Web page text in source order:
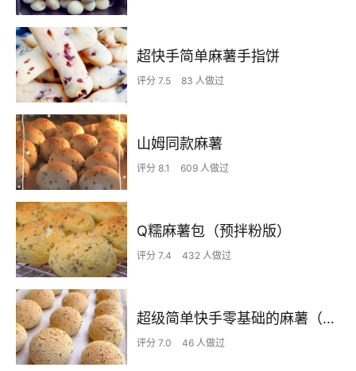
超快手简单麻薯手指饼
评分 7.5 83 人做过
山姆同款麻薯
评分 8.1 609 人做过
Q糯麻薯包（预拌粉版）
评分 7.4 432 人做过
超级简单快手零基础的麻薯（恐龙蛋）
评分 7.0 46 人做过